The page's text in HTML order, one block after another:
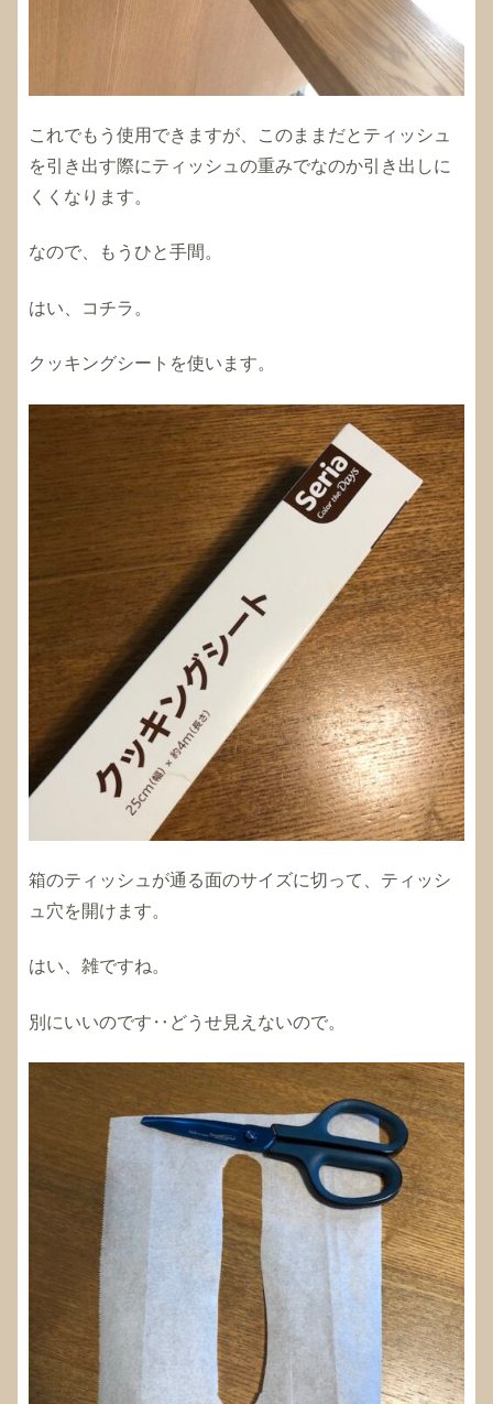
これでもう使用できますが、このままだとティッシュ
を引き出す際にティッシュの重みでなのか引き出しに
くくなります。
なので、もうひと手間。
はい、コチラ。
クッキングシートを使います。
箱のティッシュが通る面のサイズに切って、ティッシ
ュ穴を開けます。
はい、雑ですね。
別にいいのです‥どうせ見えないので。